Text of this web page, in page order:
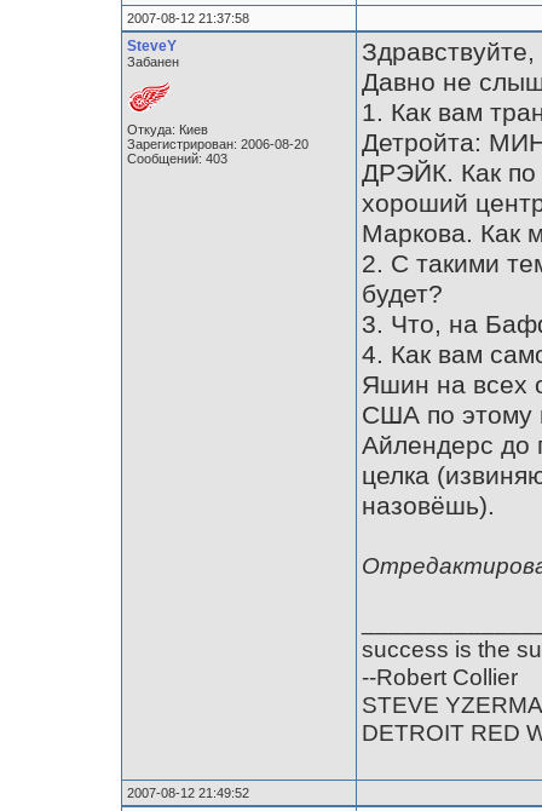
2007-08-12 21:37:58
SteveY
Забанен
Откуда: Киев
Зарегистрирован: 2006-08-20
Сообщений: 403
Давно не
1. Как вам
Детройта:
ДРЭЙК. Как по
хороший
Маркова. Как
2. С такими
будет?
3. Что, на
4. Как вам
Яшин на всех
США по этому
Айлендерс до
целка
назовёшь).
success is the
--Robert Collier
STEVE
DETROIT RED
2007-08-12 21:49:52